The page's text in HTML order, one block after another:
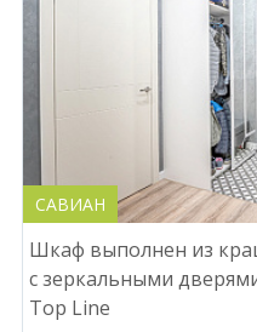
САВИАН
Шкаф выполнен из
с зеркальными
Top Line